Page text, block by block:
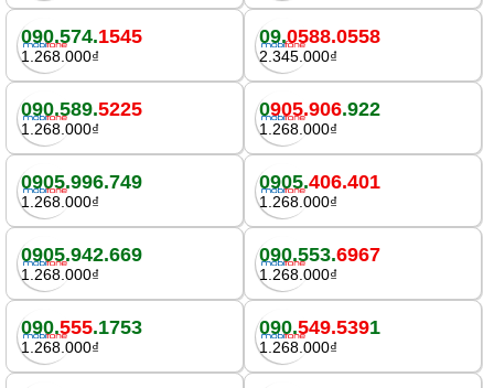
090.574.1545
1.268.000₫
09.0588.0558
2.345.000₫
090.589.5225
1.268.000₫
0905.906.922
1.268.000₫
0905.996.749
1.268.000₫
0905.406.401
1.268.000₫
0905.942.669
1.268.000₫
090.553.6967
1.268.000₫
090.555.1753
1.268.000₫
090.549.5391
1.268.000₫